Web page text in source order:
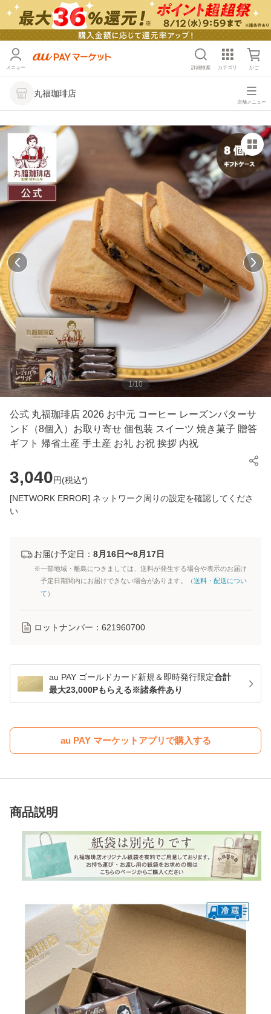
メニュー 詳細検索 カテゴリ かご
丸福珈琲店
店舗メニュー
1/10
公式 丸福珈琲店 2026 お中元 コーヒー レーズンバターサ
ンド（8個入）お取り寄せ 個包装 スイーツ 焼き菓子 贈答
ギフト 帰省土産 手土産 お礼 お祝 挨拶 内祝
3,040円(税込*)
[NETWORK ERROR] ネットワーク周りの設定を確認してくださ
い
お届け予定日： 8月16日〜8月17日
※一部地域・離島につきましては、送料が発生する場合や表示のお届け
予定日期間内にお届けできない場合があります。（送料・配送につい
て ）
ロットナンバー： 621960700
au PAY ゴールドカード新規＆即時発行限定合計
最大23,000Pもらえる※諸条件あり
au PAY マーケットアプリで購入する
商品説明